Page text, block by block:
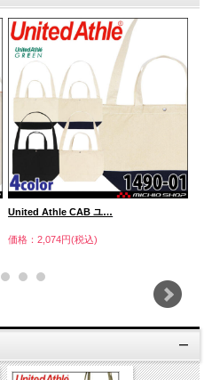
United Athle CAB ユ…
価格：2,074円(税込)